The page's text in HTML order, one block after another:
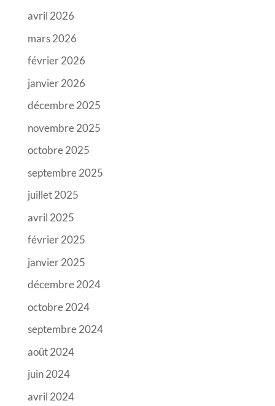
avril 2026
mars 2026
février 2026
janvier 2026
décembre 2025
novembre 2025
octobre 2025
septembre 2025
juillet 2025
avril 2025
février 2025
janvier 2025
décembre 2024
octobre 2024
septembre 2024
août 2024
juin 2024
avril 2024